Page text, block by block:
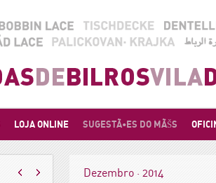
LOJA ONLINE SUGESTÃ•ES DO MÃŠS
Dezembro · 2014